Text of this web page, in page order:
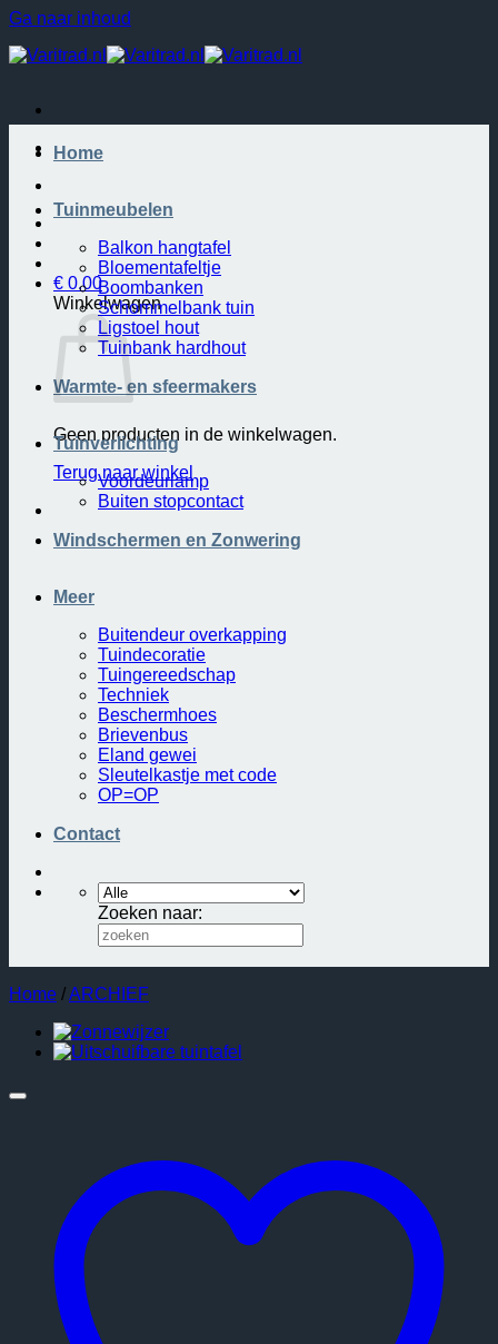
Ga naar inhoud
€ 0.00
Winkelwagen
Geen producten in de winkelwagen.
Terug naar winkel
Home
Tuinmeubelen
Balkon hangtafel
Bloementafeltje
Boombanken
Schommelbank tuin
Ligstoel hout
Tuinbank hardhout
Warmte- en sfeermakers
Tuinverlichting
Voordeurlamp
Buiten stopcontact
Windschermen en Zonwering
Meer
Buitendeur overkapping
Tuindecoratie
Tuingereedschap
Techniek
Beschermhoes
Brievenbus
Eland gewei
Sleutelkastje met code
OP=OP
Contact
Zoeken naar:
Home /ARCHIEF